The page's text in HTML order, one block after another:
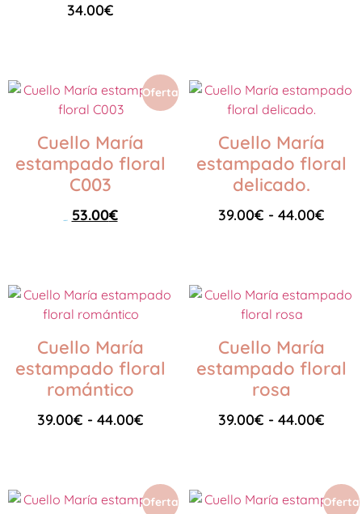
34.00€
Oferta
Cuello María
estampado floral
C003
53.00€
Cuello María
estampado floral
delicado.
39.00€ - 44.00€
Cuello María
estampado floral
romántico
39.00€ - 44.00€
Cuello María
estampado floral
rosa
39.00€ - 44.00€
Oferta Oferta